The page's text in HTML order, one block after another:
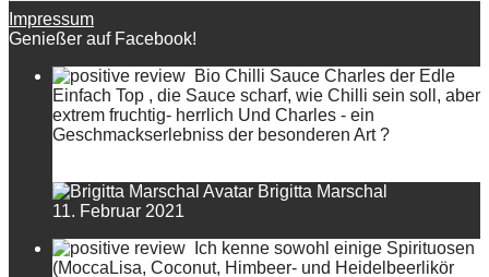
Impressum
Genießer auf Facebook!
Bio Chilli Sauce Charles der Edle
Einfach Top , die Sauce scharf, wie Chilli sein soll, aber
extrem fruchtig- herrlich Und Charles - ein
Geschmackserlebniss der besonderen Art ?
Brigitta Marschal
11. Februar 2021
Ich kenne sowohl einige Spirituosen
(MoccaLisa, Coconut, Himbeer- und Heidelbeerlikör